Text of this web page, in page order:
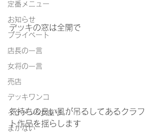
定番メニュー
お知らせ
プライベート
店長の一言
女将の一言
売店
デッキワンコ
イケメン&女盛り
まかない
デッキの窓は全開で
気持ちの良い風が吊るしてあるクラフ
ト作品を揺らします